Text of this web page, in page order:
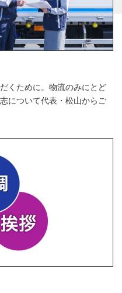
くために。物流のみにとど
について代表・松山からご